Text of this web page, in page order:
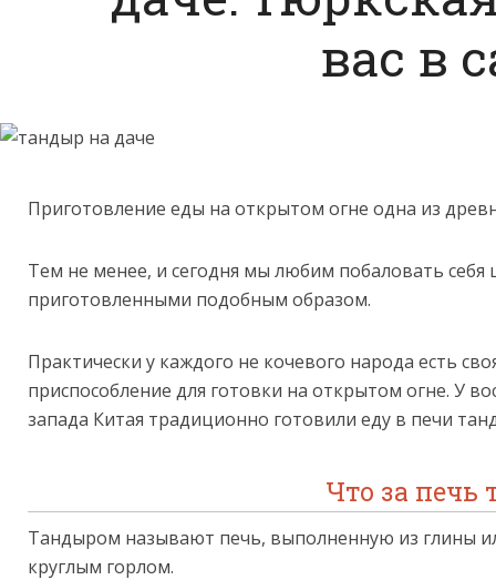
вас в
Приготовление еды на открытом огне одна из
Тем не менее, и сегодня мы любим побаловать
приготовленными подобным образом.
Практически у каждого не кочевого народа есть
приспособление для готовки на открытом огне. У
запада Китая традиционно готовили еду в печи
Что за печь
Тандыром называют печь, выполненную из глины
круглым горлом.